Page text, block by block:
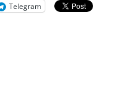
Telegram